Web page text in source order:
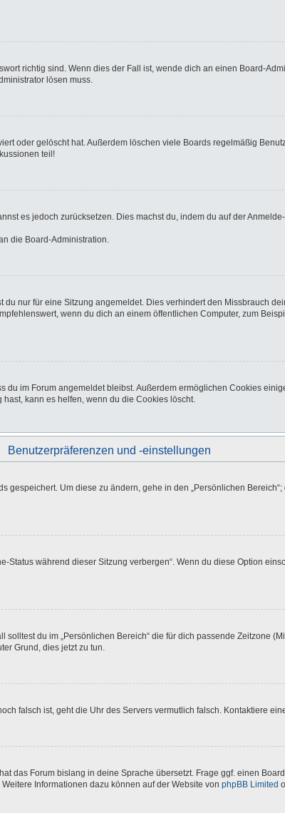
richtig sind. Wenn dies der Fall ist, wende dich an einen Board-
lösen muss.
oder gelöscht hat. Außerdem löschen viele Boards regelmäßig
teil!
es jedoch zurücksetzen. Dies machst du, indem du auf der
die Board-Administration.
nur für eine Sitzung angemeldet. Dies verhindert den Missbrauch
wenn du dich an einem öffentlichen Computer, zum
im Forum angemeldet bleibst. Außerdem ermöglichen Cookies
kann es helfen, wenn du die Cookies löscht.
Benutzerpräferenzen und -einstellungen
Um diese zu ändern, gehe in den „Persönlichen
während dieser Sitzung verbergen“. Wenn du diese Option
du im „Persönlichen Bereich“ die für dich passende Zeitzone
Grund, dies jetzt zu tun.
falsch ist, geht die Uhr des Servers vermutlich falsch. Kontaktiere
das Forum bislang in deine Sprache übersetzt. Frage ggf. einen
Informationen dazu können auf der Website von phpBB Limited